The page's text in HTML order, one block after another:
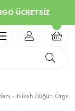
ÜCRETSİZ
Nikah Düğün